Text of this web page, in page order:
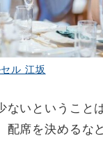
ル 江坂
ないということ
配席を決めるな